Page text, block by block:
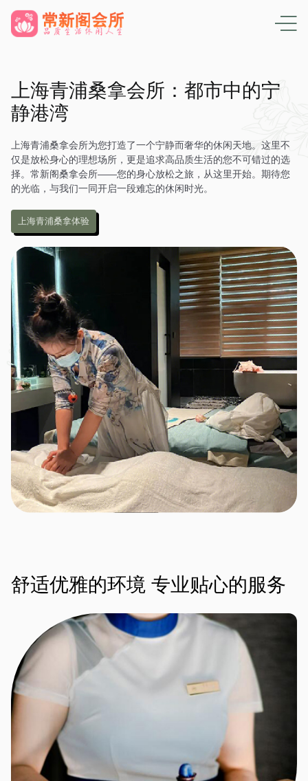
上海青浦桑拿会所：都市中的宁
静港湾
上海青浦桑拿会所为您打造了一个宁静而奢华的休闲天地。这里不
仅是放松身心的理想场所，更是追求高品质生活的您不可错过的选
择。常新阁桑拿会所——您的身心放松之旅，从这里开始。期待您
的光临，与我们一同开启一段难忘的休闲时光。
上海青浦桑拿体验
舒适优雅的环境 专业贴心的服务